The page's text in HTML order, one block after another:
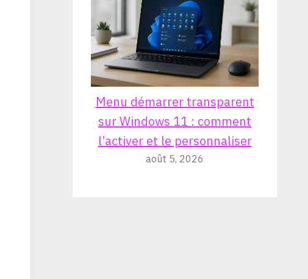
Menu démarrer transparent
sur Windows 11 : comment
l’activer et le personnaliser
août 5, 2026